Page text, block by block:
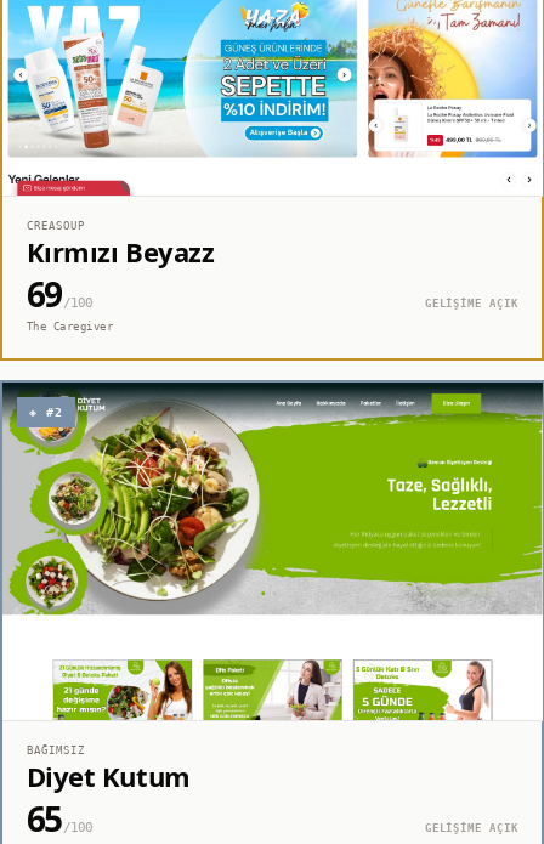
CREASOUP
Kırmızı Beyazz
69/100
GELİŞİME AÇIK
The Caregiver
◈ #2
BAĞIMSIZ
Diyet Kutum
65/100 GELİŞİME AÇIK